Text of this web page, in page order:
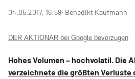
04.05.2017, 16:59‧ Benedikt Kaufmann
DER AKTIONÄR bei Google bevorzugen
Hohes Volumen – hochvolatil. Die
verzeichnete die größten Verluste